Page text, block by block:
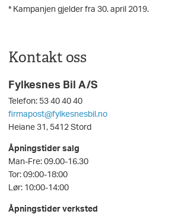
* Kampanjen gjelder fra 30. april 2019.
Kontakt oss
Fylkesnes Bil A/S
Telefon: 53 40 40 40
firmapost@fylkesnesbil.no
Heiane 31, 5412 Stord
Åpningstider salg
Man-Fre: 09.00-16.30
Tor: 09:00-18:00
Lør: 10:00-14:00
Åpningstider verksted